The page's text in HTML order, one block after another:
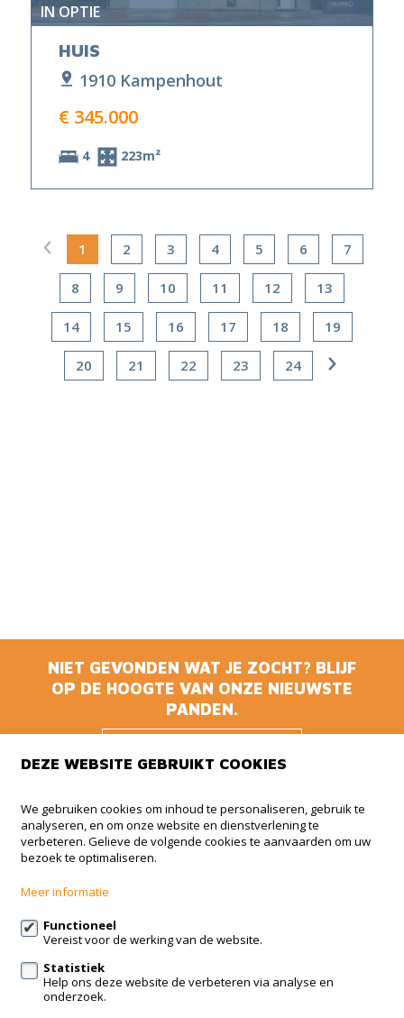
IN OPTIE
HUIS
1910 Kampenhout
€ 345.000
4 223m²
1 2 3 4 5 6 7
8 9 10 11 12 13
14 15 16 17 18 19
20 21 22 23 24
NIET GEVONDEN WAT JE ZOCHT? BLIJF
OP DE HOOGTE VAN ONZE NIEUWSTE
PANDEN.
HOOGTE
Animmo
Haachtsesteenweg 510 BUS 5
1910 Kampenhout
info@animmo.eu
Volg ons op:
DEZE WEBSITE GEBRUIKT COOKIES
We gebruiken cookies om inhoud te personaliseren, gebruik te
analyseren, en om onze website en dienstverlening te
verbeteren. Gelieve de volgende cookies te aanvaarden om uw
bezoek te optimaliseren.
Meer informatie
Functioneel
Vereist voor de werking van de website.
Statistiek
Help ons deze website de verbeteren via analyse en
onderzoek.